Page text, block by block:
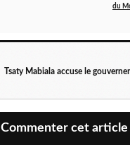
du
Commenter cet article